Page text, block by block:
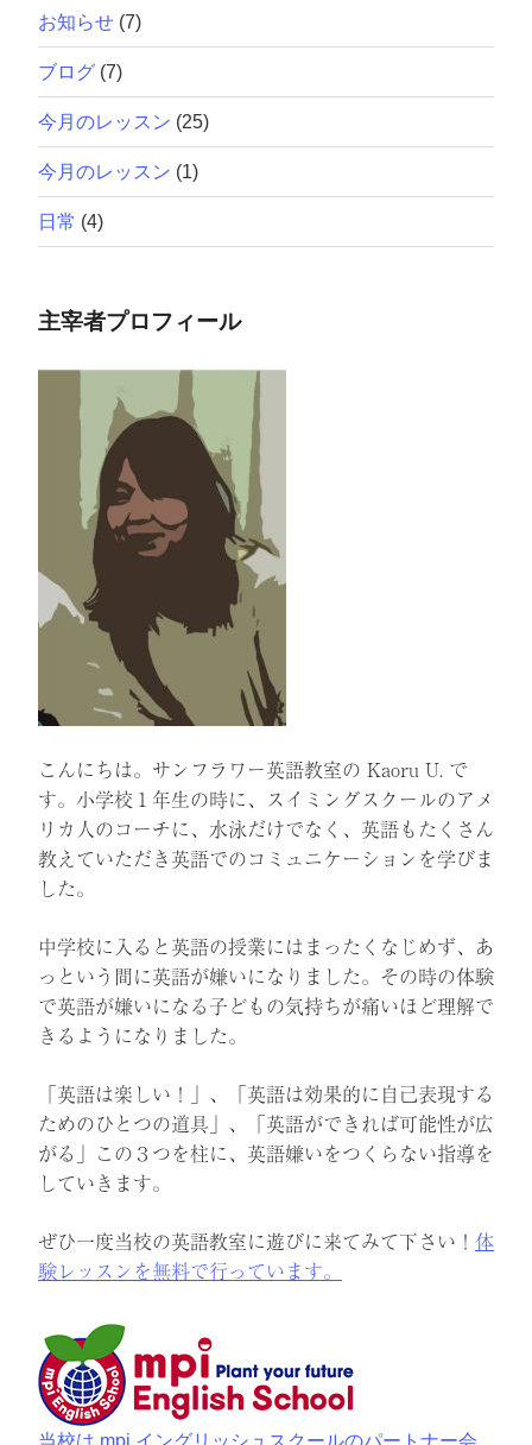
お知らせ (7)
ブログ (7)
今月のレッスン (25)
今月のレッスン (1)
日常 (4)
主宰者プロフィール
こんにちは。サンフラワー英語教室の Kaoru U. で
す。小学校１年生の時に、スイミングスクールのアメ
リカ人のコーチに、水泳だけでなく、英語もたくさん
教えていただき英語でのコミュニケーションを学びま
した。
中学校に入ると英語の授業にはまったくなじめず、あ
っという間に英語が嫌いになりました。その時の体験
で英語が嫌いになる子どもの気持ちが痛いほど理解で
きるようになりました。
「英語は楽しい！」、「英語は効果的に自己表現する
ためのひとつの道具」、「英語ができれば可能性が広
がる」この３つを柱に、英語嫌いをつくらない指導を
していきます。
ぜひ一度当校の英語教室に遊びに来てみて下さい！ 体
験レッスンを無料で行っています。
当校は mpi イングリッシュスクールのパートナー会